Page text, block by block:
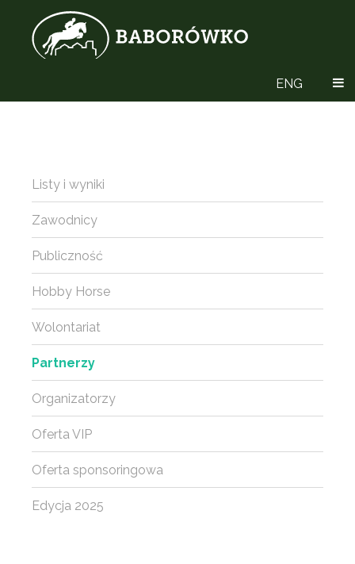
ENG
Listy i wyniki
Zawodnicy
Publiczność
Hobby Horse
Wolontariat
Partnerzy
Organizatorzy
Oferta VIP
Oferta sponsoringowa
Edycja 2025